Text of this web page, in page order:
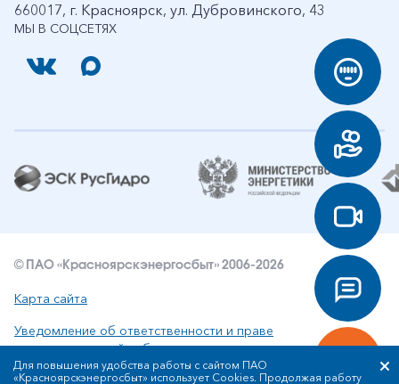
МЫ В СОЦСЕТЯХ
660017, г. Красноярск, ул. Дубровинского, 43
© ПАО «Красноярскэнергосбыт» 2006-2026
Карта сайта
Уведомление об ответственности и праве
интеллектуальной собственности
Политика ПАО «Красноярскэнергосбыт» в отношении
Для повышения удобства работы с сайтом ПАО
«Красноярскэнергосбыт» использует Cookies. Продолжая работу